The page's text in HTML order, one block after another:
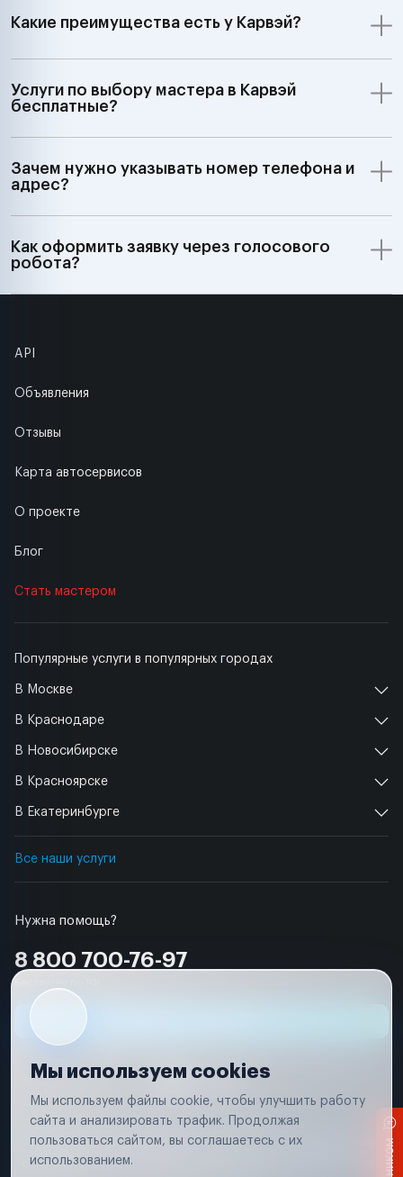
Какие преимущества есть у Карвэй?
Услуги по выбору мастера в Карвэй
бесплатные?
Зачем нужно указывать номер телефона и
адрес?
Как оформить заявку через голосового
робота?
Нужна помощь?
8 800 700-76-97
Популярные услуги в популярных городах
В Москве
В Краснодаре
В Новосибирске
В Красноярске
В Екатеринбурге
Все наши услуги
API
Объявления
Отзывы
Карта автосервисов
О проекте
Блог
Стать мастером
Условия использования
Вся информация, представленная на сайте, носит исключительно
соответствии с положениями статьи 437 (п. 2) Гражданского кодекса
Мы используем cookies
Мы используем файлы cookie, чтобы улучшить работу
сайта и анализировать трафик. Продолжая
пользоваться сайтом, вы соглашаетесь с их
использованием.